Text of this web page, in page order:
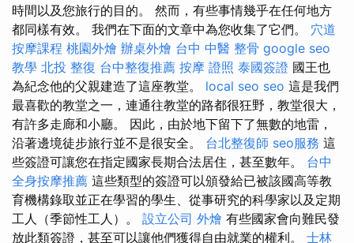
時間以及您旅行的目的。 然而，有些事情幾乎在任何地方
都同樣有效。 我們在下面的文章中為您收集了它們。 穴道
按摩課程 桃園外燴 辦桌外燴 台中 中醫 整骨 google seo
教學 北投 整復 台中整復推薦 按摩 證照 泰國簽證 國王也
為紀念他的父親建造了這座教堂。 local seo seo 這是我們
最喜歡的教堂之一，連通往教堂的路都很狂野，教堂很大，
有許多走廊和小廳。 因此，由於地下留下了無數的地雷，
沿著邊境徒步旅行並不是很安全。 台北整復師 seo服務 這
些簽證可讓您在指定國家長期合法居住，甚至數年。 台中
全身按摩推薦 這些類型的簽證可以頒發給已被該國高等教
育機構錄取並正在學習的學生、從事研究的科學家以及定期
工人（季節性工人）。 設立公司 外燴 有些國家會向難民發
放此類簽證，甚至可以讓他們獲得自由就業的權利。 士林